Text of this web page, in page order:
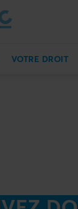
VOTRE DROIT